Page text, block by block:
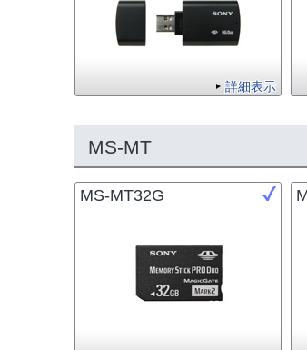
詳細表示
MS-MT
MS-MT32G